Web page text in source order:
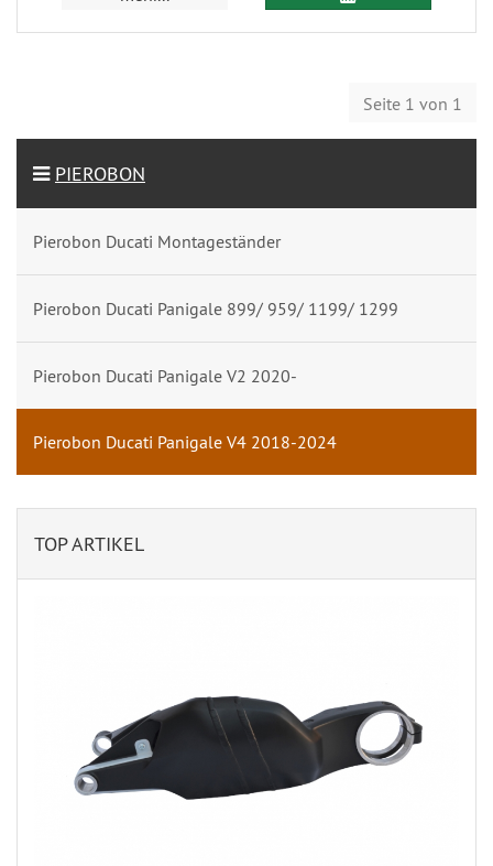
Seite 1 von 1
PIEROBON
Pierobon Ducati Montageständer
Pierobon Ducati Panigale 899/ 959/ 1199/ 1299
Pierobon Ducati Panigale V2 2020-
Pierobon Ducati Panigale V4 2018-2024
TOP ARTIKEL